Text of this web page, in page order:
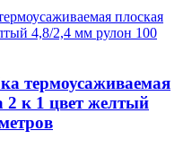
термоусаживаемая
2 к 1 цвет желтый